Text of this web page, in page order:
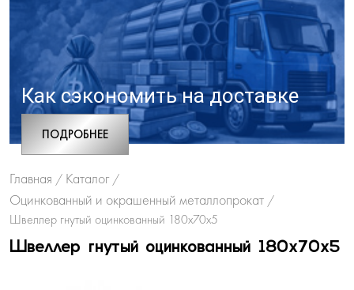
Как сэкономить на доставке
ПОДРОБНЕЕ
Главная / Каталог /
Оцинкованный и окрашенный металлопрокат /
Швеллер гнутый оцинкованный 180х70х5
Швеллер гнутый оцинкованный 180х70х5